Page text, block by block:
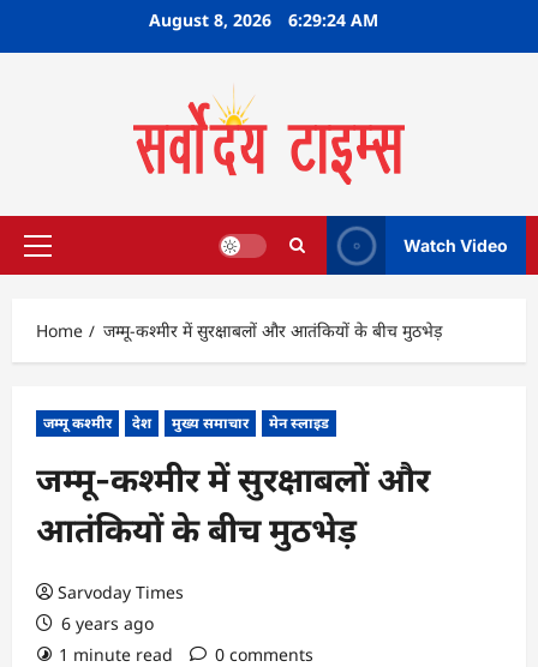
August 8, 2026 6:29:25 AM
Primary
Watch Video
Home जम्मू-कश्मीर में सुरक्षाबलों और आतंकियों के बीच मुठभेड़
जम्मू कश्मीर देश मुख्य समाचार मेन स्लाइड
जम्मू-कश्मीर में सुरक्षाबलों और
आतंकियों के बीच मुठभेड़
Sarvoday Times
6 years ago
1 minute read
0 comments